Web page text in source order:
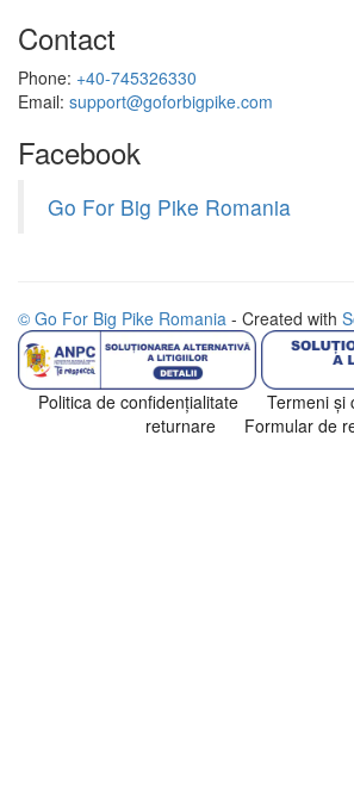
Contact
Phone: +40-745326330
Email: support@goforbigpike.com
Facebook
Go For Big Pike Romania
© Go For Big Pike Romania - Created with
Politica de confidenţialitate Termeni şi
returnare
Formular de